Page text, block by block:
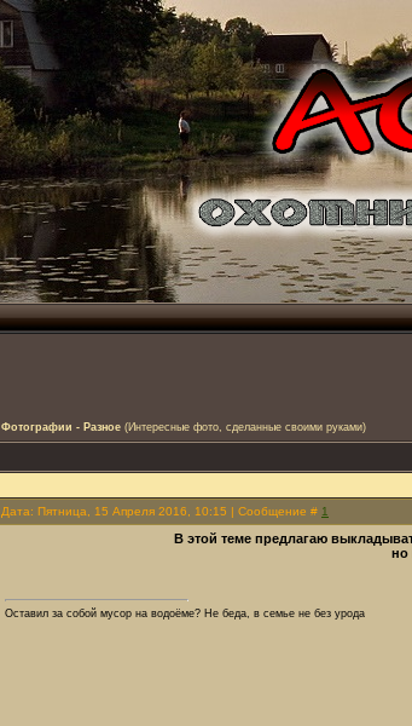
Фотографии - Разное (Интересные фото, сделанные своими руками)
Дата: Пятница, 15 Апреля 2016, 10:15 | Сообщение # 1
В этой теме предлагаю
но
Оставил за собой мусор на водоёме? Не беда, в семье не без урода